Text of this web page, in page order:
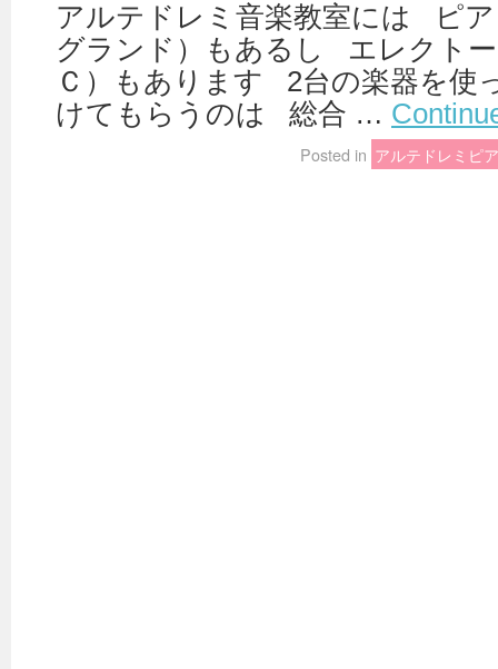
アルテドレミ音楽教室には ピア
グランド）もあるし エレクト
Ｃ）もあります 2台の楽器を使
けてもらうのは 総合 …
Posted in アルテドレミピ